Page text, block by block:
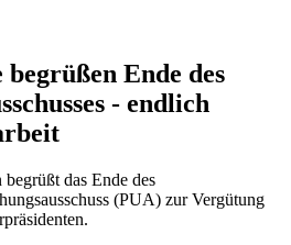
begrüßen Ende des
- endlich
das Ende des
(PUA) zur Vergütung